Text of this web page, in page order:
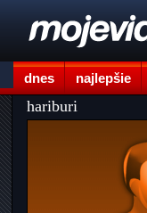
dnes najlepšie
hariburi